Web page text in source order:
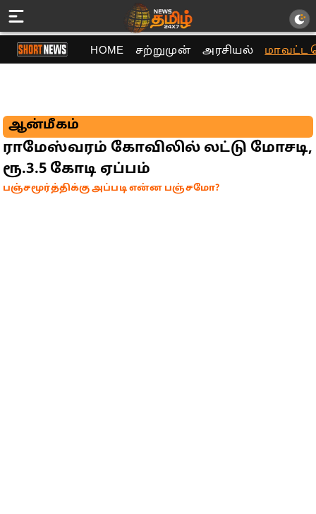
HOME சற்றுமுன் அரசியல் மாவட்ட
ஆன்மீகம்
ராமேஸ்வரம் கோவிலில் லட்டு மோசடி,
ரூ.3.5 கோடி ஏப்பம்
பஞ்சமூர்த்திக்கு அப்படி என்ன பஞ்சமோ?